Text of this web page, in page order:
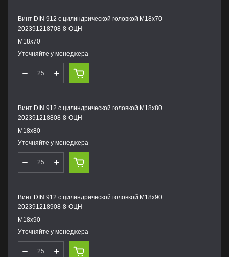
Винт DIN 912 с цилиндрической головкой М18х70
202391218708-8-ОЦН
М18х70
Уточняйте у менеджера
Винт DIN 912 с цилиндрической головкой М18х80
202391218808-8-ОЦН
М18х80
Уточняйте у менеджера
Винт DIN 912 с цилиндрической головкой М18х90
202391218908-8-ОЦН
М18х90
Уточняйте у менеджера